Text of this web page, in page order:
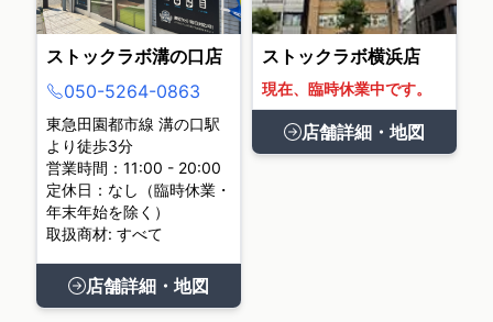
ストックラボ溝の口店
050-5264-0863
東急田園都市線 溝の口駅
より徒歩3分
営業時間：11:00 - 20:00
定休日：なし（臨時休業・
年末年始を除く）
取扱商材: すべて
店舗詳細・地図
ストックラボ横浜店
現在、臨時休業中です。
店舗詳細・地図